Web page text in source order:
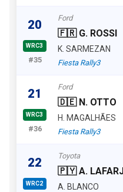
20
WRC3
#35
Ford
🇫🇷 G. ROSSI
K. SARMEZAN
Fiesta Rally3
21
WRC3
#36
Ford
🇩🇪 N. OTTO
H. MAGALHÃES
Fiesta Rally3
22
WRC2
Toyota
🇵🇾 A.
A. BLANCO